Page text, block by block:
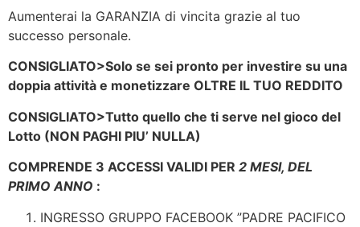
Aumenterai la GARANZIA di vincita grazie al tuo
successo personale.
CONSIGLIATO>Solo se sei pronto per investire su una
doppia attività e monetizzare OLTRE IL TUO REDDITO
CONSIGLIATO>Tutto quello che ti serve nel gioco del
Lotto (NON PAGHI PIU’ NULLA)
COMPRENDE 3 ACCESSI VALIDI PER 2 MESI, DEL
PRIMO ANNO :
INGRESSO GRUPPO FACEBOOK ”PADRE PACIFICO